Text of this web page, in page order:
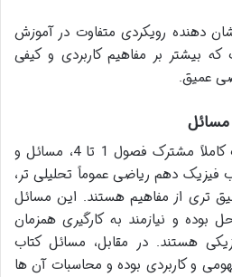
دهنده رویکردی متفاوت در آموزش
بیشتر بر مفاهیم کاربردی و کیفی
عمیق.
به طور کلی، حتی در مباحث کاملاً مشترک فصول 1 تا 4، مسائل و
فیزیک دهم ریاضی عموماً تحلیلی تر،
تری از مفاهیم هستند. این مسائل
و نیازمند به کارگیری همزمان
هستند. در مقابل، مسائل کتاب
و کاربردی بوده و محاسبات آن ها